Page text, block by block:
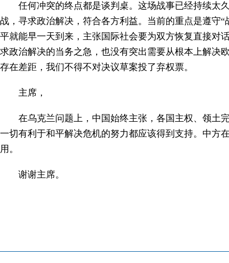
任何冲突的终点都是谈判桌。这场战事已经持续太
战，寻求政治解决，符合各方利益。当前的重点是遵守
平就能早一天到来，主张国际社会要为双方恢复直接对
求政治解决的当务之急，也没有突出需要从根本上解决
存在差距，我们不得不对决议草案投了弃权票。
主席，
在乌克兰问题上，中国始终主张，各国主权、领土
一切有利于和平解决危机的努力都应该得到支持。中方
用。
谢谢主席。